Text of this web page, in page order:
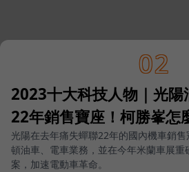
02
2023十大科技人物｜光
22年銷售寶座！柯勝峯怎
光陽在去年痛失蟬聯22年的國內機車銷
頓油車、電車業務，並在今年米蘭車展重
案，加速電動車革命。